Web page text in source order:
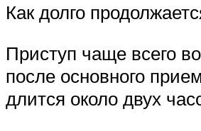
Как долго
Приступ чаще всего
после основного
длится около двух